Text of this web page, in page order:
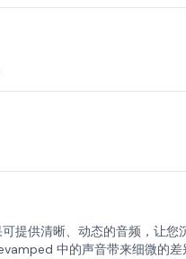
提供清晰、动态的音频，让您
中的声音带来细微的差